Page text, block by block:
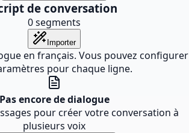
de conversation
0segments
Importer
en français. Vous pouvez configurer
pour chaque ligne.
Pas encore de dialogue
pour créer votre conversation à
plusieurs voix